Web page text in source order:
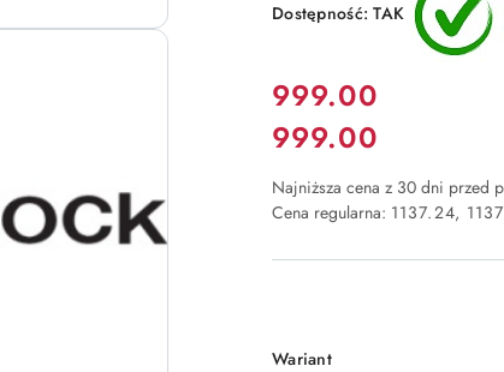
Dostępność:TAK
Cena:
999.00
Cena:
999.00
Najniższa cena z 30 dni przed
Cena regularna: 1137.24
Wariant
Wariant